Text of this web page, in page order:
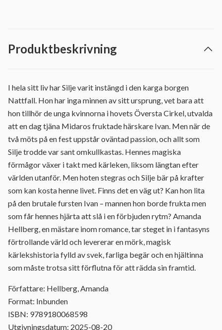
Produktbeskrivning
I hela sitt liv har Silje varit instängd i den karga borgen
Nattfall. Hon har inga minnen av sitt ursprung, vet bara att
hon tillhör de unga kvinnorna i hovets Översta Cirkel, utvalda
att en dag tjäna Midaros fruktade härskare Ivan. Men när de
två möts på en fest uppstår oväntad passion, och allt som
Silje trodde var sant omkullkastas. Hennes magiska
förmågor växer i takt med kärleken, liksom längtan efter
världen utanför. Men hoten stegras och Silje bär på krafter
som kan kosta henne livet. Finns det en väg ut? Kan hon lita
på den brutale fursten Ivan – mannen hon borde frukta men
som får hennes hjärta att slå i en förbjuden rytm? Amanda
Hellberg, en mästare inom romance, tar steget in i fantasyns
förtrollande värld och levererar en mörk, magisk
kärlekshistoria fylld av svek, farliga begär och en hjältinna
som måste trotsa sitt förflutna för att rädda sin framtid.
Författare: Hellberg, Amanda
Format: Inbunden
ISBN: 9789180068598
Utgivningsdatum: 2025-08-20